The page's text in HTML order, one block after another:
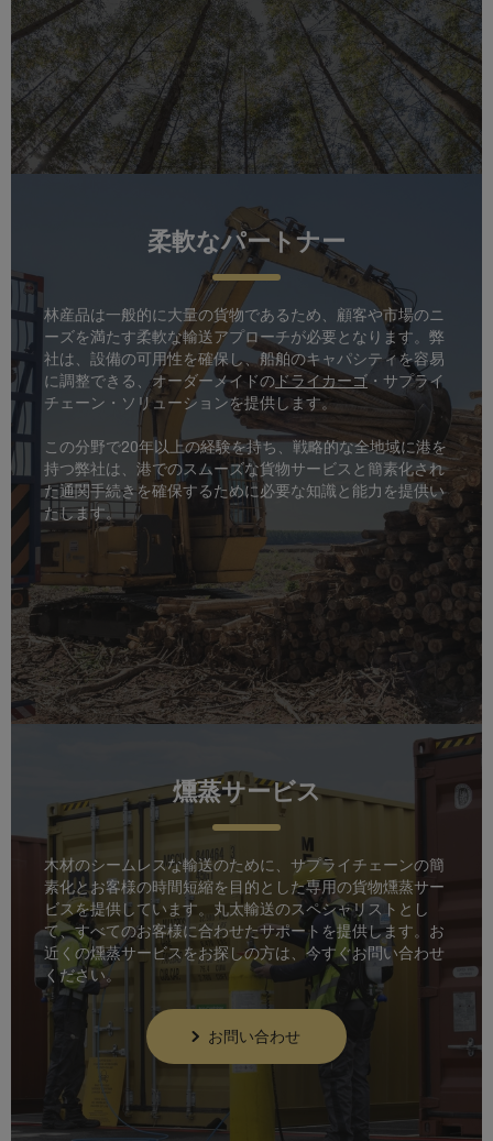
柔軟なパートナー
林産品は一般的に大量の貨物であるため、顧客や市場のニ
ーズを満たす柔軟な輸送アプローチが必要となります。弊
社は、設備の可用性を確保し、船舶のキャパシティを容易
に調整できる、オーダーメイドの ドライカーゴ・サプライ
チェーン・ソリューションを提供します。
この分野で20年以上の経験を持ち、戦略的な全地域に港を
持つ弊社は、港でのスムーズな貨物サービスと簡素化され
た通関手続きを確保するために必要な知識と能力を提供い
たします。
燻蒸サービス
木材のシームレスな輸送のために、サプライチェーンの簡
素化とお客様の時間短縮を目的とした専用の貨物燻蒸サー
ビスを提供しています。丸太輸送のスペシャリストとし
て、すべてのお客様に合わせたサポートを提供します。お
近くの燻蒸サービスをお探しの方は、今すぐお問い合わせ
ください。
お問い合わせ